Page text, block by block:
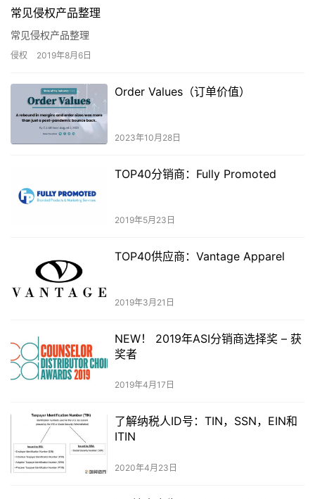
常见侵权产品整理
常见侵权产品整理
侵权 2019年8月6日
Order Values（订单价值）
2023年10月28日
TOP40分销商：Fully Promoted
2019年5月23日
TOP40供应商：Vantage Apparel
2019年3月21日
NEW！ 2019年ASI分销商选择奖 – 获
奖者
2019年4月17日
了解纳税人ID号：TIN，SSN，EIN和
ITIN
2020年4月23日